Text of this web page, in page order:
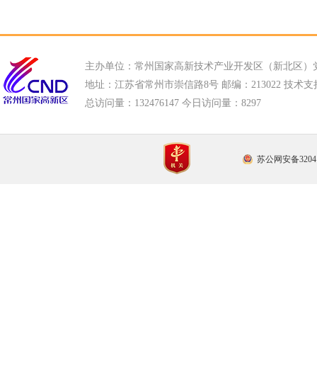
主办单位：常州国家高新技术产业开发区（新北区）
地址：江苏省常州市崇信路8号 邮编：213022 技术支
总访问量： 132476147 今日访问量： 8297
苏公网安备